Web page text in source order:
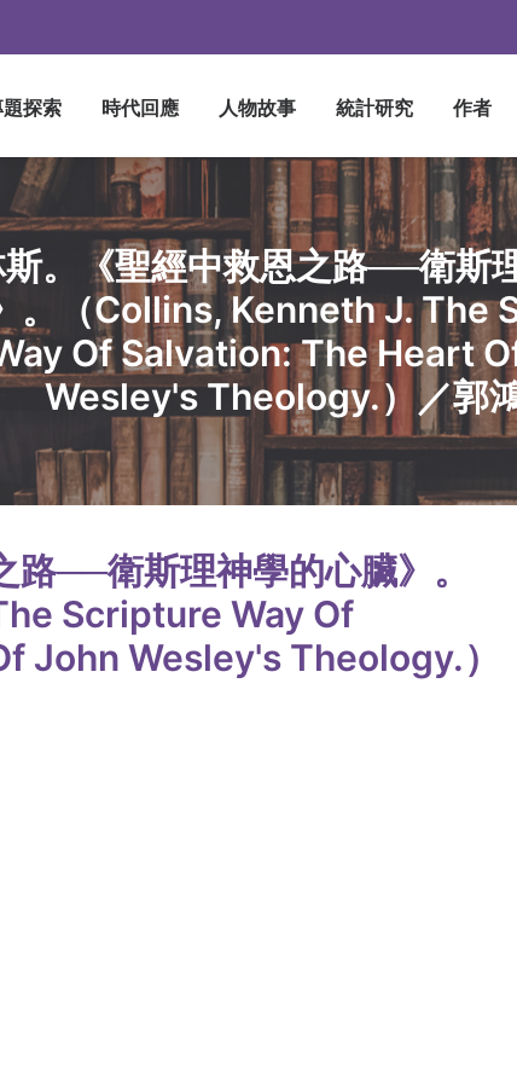
探索 時代回應 人物故事 統計研究 作者
。《聖經中救恩之路──衛斯
。（Collins, Kenneth J. The
Of Salvation: The Heart
Wesley's Theology.）／郭
──衛斯理神學的心臟》。
Scripture Way Of
John Wesley's Theology.）